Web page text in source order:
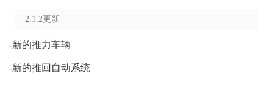
2.1.2更新
-新的推力车辆
-新的推回自动系统